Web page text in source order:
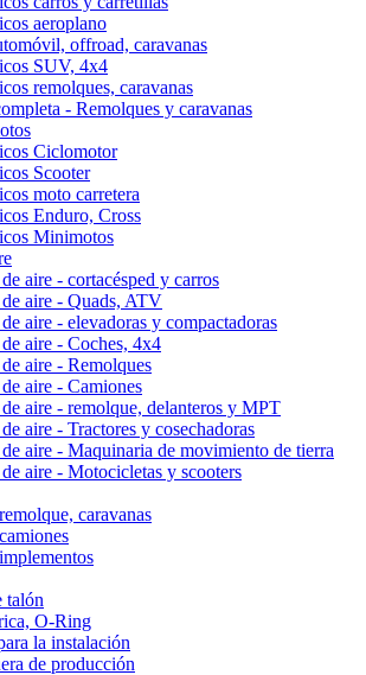
aeroplano
offroad, caravanas
SUV, 4x4
remolques, caravanas
- Remolques y caravanas
Ciclomotor
Scooter
moto carretera
Enduro, Cross
Minimotos
aire - cortacésped y carros
aire - Quads, ATV
aire - elevadoras y compactadoras
aire - Coches, 4x4
aire - Remolques
aire - Camiones
aire - remolque, delanteros y MPT
aire - Tractores y cosechadoras
aire - Maquinaria de movimiento de tierra
aire - Motocicletas y scooters
caravanas
talón
O-Ring
la instalación
de producción